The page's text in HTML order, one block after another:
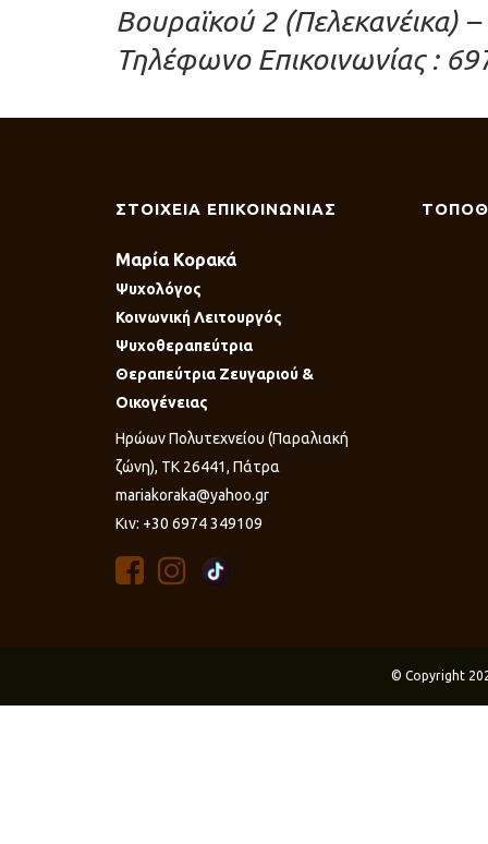
Βουραϊκού 2 (Πελεκανέικα) –
Τηλέφωνο Επικοινωνίας :
ΣΤΟΙΧΕΙΑ ΕΠΙΚΟΙΝΩΝΙΑΣ
Μαρία Κορακά
Ψυχολόγος
Κοινωνική Λειτουργός
Ψυχοθεραπεύτρια
Θεραπεύτρια Ζευγαριού &
Οικογένειας
Ηρώων Πολυτεχνείου (Παραλιακή
ζώνη), ΤΚ 26441, Πάτρα
mariakoraka@yahoo.gr
Κιν: +30 6974 349109
© Copyright